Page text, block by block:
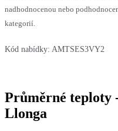
nadhodnocenou nebo
kategorií.
Kód nabídky: AMTSES3VY2
Průměrné teploty
Llonga